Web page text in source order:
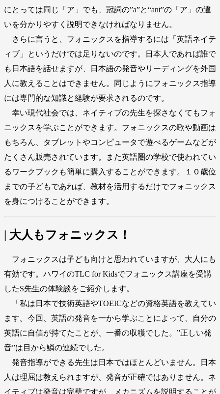
にとっては同じ「ア」でも、冠詞の”a”と“ant”の「ア」の違
いを分かりやすく説明できなければなりません。
さらに言うと、フォニックスを指導するには「英語ネイテ
ィブ」というだけでは足りないのです。日本人であれば誰で
も日本語を話せますが、日本語の発音やリーディングを外国
人に教えることはできません。同じようにフォニックス指導
には専門的な知識と経験が要求されるのです。
幸い現代社会では、ネイティブの先生を探さなくてもフォ
ニックスを学ぶことができます。フォニックスの歌や動画は
もちろん、タブレットやコンピュータで遊べるゲームなどが
たくさん販売されています。また英語圏の学校で使われてい
るワークブックも簡単に購入することができます。１０歳位
までの子どもであれば、教材を活用するだけでフォニックス
を身につけることができます。
| 大人もフォニックス！
フォニックスは子ども向けと思われていますが、大人にも
有効です。ハワイのTLC for Kidsでフォニックス講座を受講
したS先生の体験談をご紹介します。
「私は日本で技術英語やTOEICなどの資格英語を教えてい
ます。今回、英語の発音を一から学ぶことによって、自分の
英語に自信が持てたことが、一番の収穫でした。”正しい発
音”は目から鱗の連続でした。
発音指導ができる先生は日本ではほとんどいません。日本
人は理屈は教えられますが、発音が正確ではありません。ネ
イティブは発音は完璧ですが、メカニズムを説明することが